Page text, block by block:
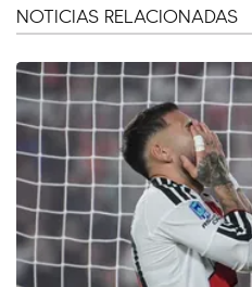
NOTICIAS RELACIONADAS